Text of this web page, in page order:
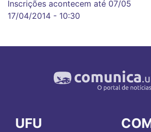
Inscrições acontecem até 07/05
17/04/2014 - 10:30
UFU